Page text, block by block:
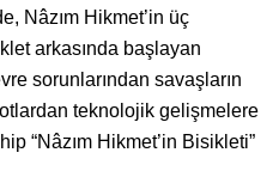
Nâzım Hikmet’in üç
arkasında başlayan
sorunlarından savaşların
teknolojik gelişmelere
“Nâzım Hikmet’in Bisikleti”